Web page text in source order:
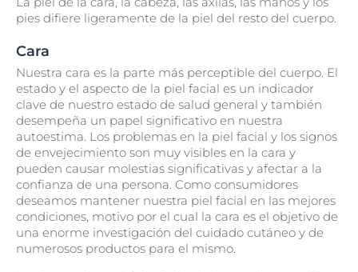
pies difiere ligeramente de la piel del resto del cuerpo.
Cara
Nuestra cara es la parte más perceptible del cuerpo. El
estado y el aspecto de la piel facial es un indicador
clave de nuestro estado de salud general y también
desempeña un papel significativo en nuestra
autoestima. Los problemas en la piel facial y los signos
de envejecimiento son muy visibles en la cara y
pueden causar molestias significativas y afectar a la
confianza de una persona. Como consumidores
deseamos mantener nuestra piel facial en las mejores
condiciones, motivo por el cual la cara es el objetivo de
una enorme investigación del cuidado cutáneo y de
numerosos productos para el mismo.